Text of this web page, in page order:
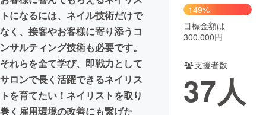
CAMPFIRE for Social Good
CAMPFIRE Creation
CAMPFIREふるさと納税 machi-ya コミュニティ
トになるには、ネイル技術だけで
なく、接客やお客様に寄り添うコ
ンサルティング技術も必要です。
それらを全て学び、即戦力として
サロンで長く活躍できるネイリス
トを育てたい！ネイリストを取り
巻く雇用環境の改善にも繋げた
149%
目標金額は
300,000円
支援者数
37人